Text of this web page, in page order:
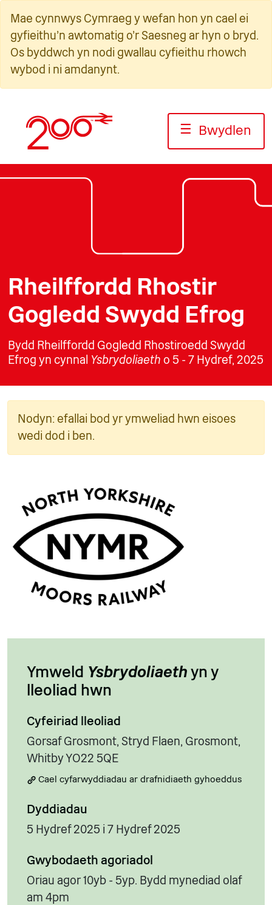
cynnwys
Mae cynnwys Cymraeg y wefan hon yn cael ei
gyfieithu'n awtomatig o'r Saesneg ar hyn o bryd.
Os byddwch yn nodi gwallau cyfieithu rhowch
wybod i ni amdanynt.
☰ Bwydlen
Rheilffordd Rhostir
Gogledd Swydd Efrog
Bydd Rheilffordd Gogledd Rhostiroedd Swydd
Efrog yn cynnal Ysbrydoliaeth o 5 - 7 Hydref, 2025
Nodyn: efallai bod yr ymweliad hwn eisoes
wedi dod i ben.
Ymweld Ysbrydoliaeth yn y
lleoliad hwn
Cyfeiriad lleoliad
Gorsaf Grosmont, Stryd Flaen, Grosmont,
Whitby YO22 5QE
Cael cyfarwyddiadau ar drafnidiaeth gyhoeddus
Dyddiadau
5 Hydref 2025 i 7 Hydref 2025
Gwybodaeth agoriadol
Oriau agor 10yb - 5yp. Bydd mynediad olaf
am 4pm